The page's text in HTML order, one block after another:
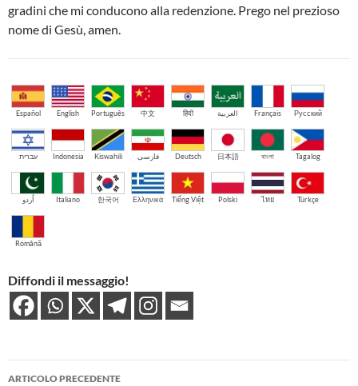
gradini che mi conducono alla redenzione. Prego nel prezioso
nome di Gesù, amen.
Español English Português 中文 हिंदी العربية Français Русский
עברית Indonesia Kiswahili فارسی Deutsch 日本語 বাংলা Tagalog
اُردو Italiano 한국어 Ελληνικά Tiếng Việt Polski ไทย Türkçe
Română
Diffondi il messaggio!
Navigazione
ARTICOLO PRECEDENTE